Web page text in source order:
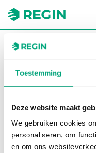
Toestemming
Deze website maakt
We gebruiken cookies
personaliseren, om
en om ons
You are here:
Regin Producten